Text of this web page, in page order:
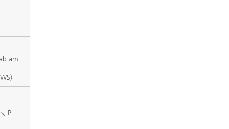
am
Pi